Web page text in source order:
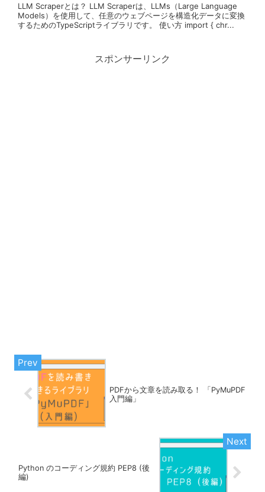
LLM Scraperとは？ LLM Scraperは、LLMs（Large Language
Models）を使用して、任意のウェブページを構造化データに変換
するためのTypeScriptライブラリです。 使い方 import { chr...
スポンサーリンク
PDFから文章を読み取る！ 「PyMuPDF
入門編」
Python のコーディング規約 PEP8 (後
編)